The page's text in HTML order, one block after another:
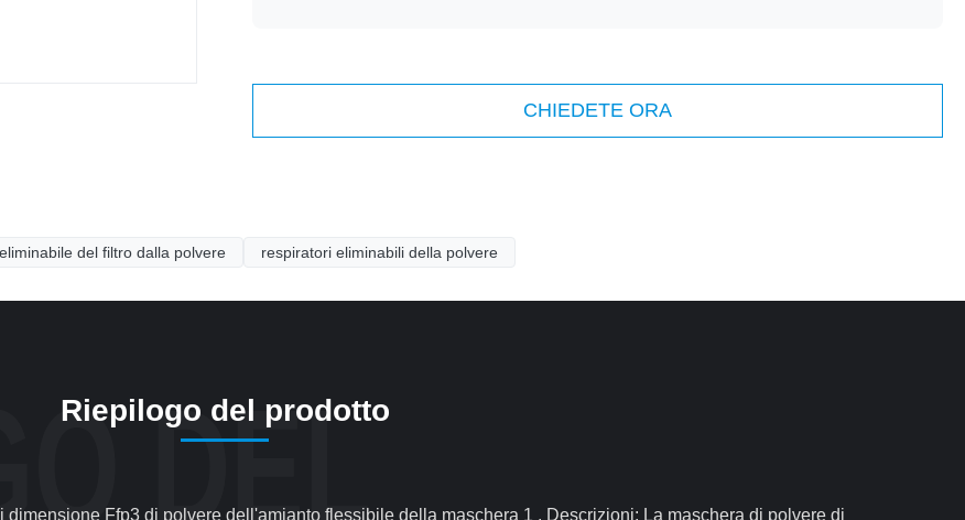
CHIEDETE ORA
del filtro dalla polvere respiratori eliminabili della polvere
Riepilogo del prodotto